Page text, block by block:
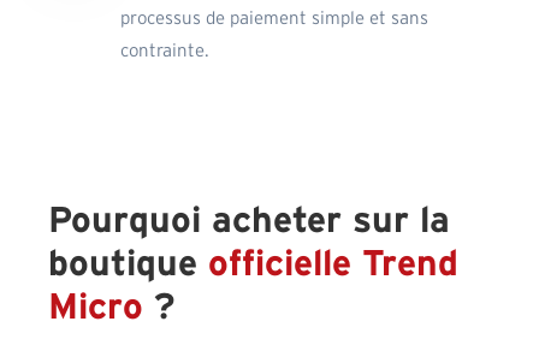
processus de paiement simple et sans
contrainte.
Pourquoi acheter sur la
boutique officielle Trend
Micro ?